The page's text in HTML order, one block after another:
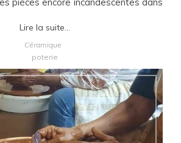
Lire la suite...
Céramique
poterie